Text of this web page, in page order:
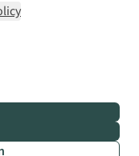
Bever
B.V.